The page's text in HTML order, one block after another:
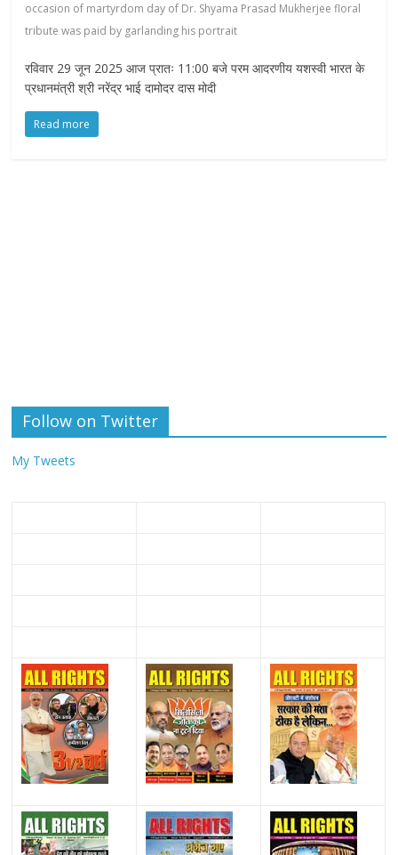
occasion of martyrdom day of Dr. Shyama Prasad Mukherjee floral
tribute was paid by garlanding his portrait
रविवार 29 जून 2025 आज प्रातः 11:00 बजे परम आदरणीय यशस्वी भारत के
प्रधानमंत्री श्री नरेंद्र भाई दामोदर दास मोदी
Read more
Follow on Twitter
My Tweets